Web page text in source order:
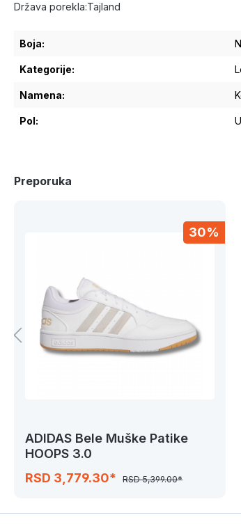
Država porekla:Tajland
Boja:
Kategorije:
Namena:
Pol:
Preporuka
30%
ADIDAS Bele Muške Patike
HOOPS 3.0
RSD 3,779.30*
RSD 5,399.00*